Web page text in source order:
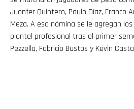
Juanfer Quintero, Paulo Díaz, Franco
Meza. A esa nómina se le agregan
plantel profesional tras el primer
Pezzella, Fabricio Bustos y Kevin